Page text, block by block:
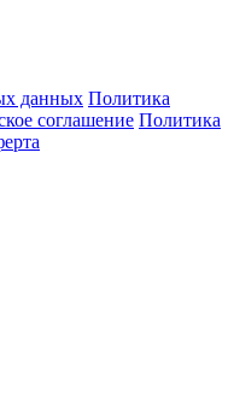
данных Политика
соглашение Политика